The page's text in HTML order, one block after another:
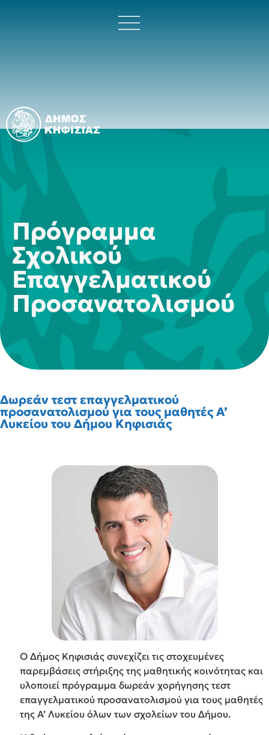
Πρόγραμμα
Σχολικού
Επαγγελματικού
Προσανατολισμού
Δωρεάν τεστ επαγγελματικού
προσανατολισμού για τους μαθητές Α’
Λυκείου του Δήμου Κηφισιάς
Ο Δήμος Κηφισιάς συνεχίζει τις στοχευμένες
παρεμβάσεις στήριξης της μαθητικής κοινότητας και
υλοποιεί πρόγραμμα δωρεάν χορήγησης τεστ
επαγγελματικού προσανατολισμού για τους μαθητές
της Α’ Λυκείου όλων των σχολείων του Δήμου.